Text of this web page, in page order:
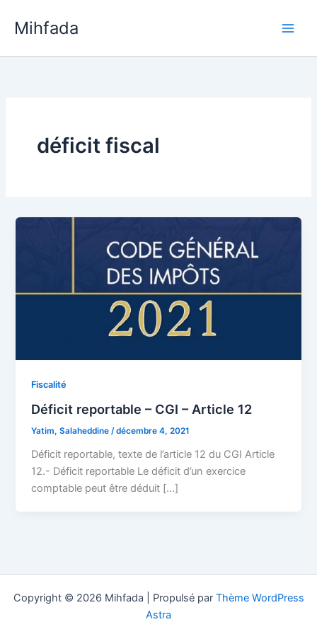
Mihfada
déficit fiscal
Fiscalité
Déficit reportable – CGI – Article 12
Yatim, Salaheddine /décembre 4, 2021
Déficit reportable, texte de l’article 12 du CGI Article
12.- Déficit reportable Le déficit d’un exercice
comptable peut être déduit […]
Copyright © 2026 Mihfada | Propulsé par Thème WordPress
Astra